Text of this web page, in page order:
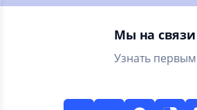
валют
Мы на связи
Узнать первым